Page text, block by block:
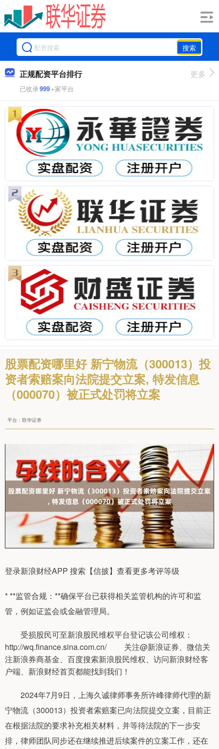
搜索
正规配资平台排行
已收录999+家平台
更多
股票配资哪里好 新宁物流（300013）投
资者索赔案向法院提交立案, 特发信息
（000070）被正式处罚将立案
平台：联华证券
登录新浪财经APP 搜索【信披】查看更多考评等级
* **监管合规：**确保平台已获得相关监管机构的许可和监
管，例如证监会或金融管理局。
受损股民可至新浪股民维权平台登记该公司维权：
http://wq.finance.sina.com.cn/ 关注@新浪证券、微信关
注新浪券商基金、百度搜索新浪股民维权、访问新浪财经客
户端、新浪财经首页都能找到我们！
2024年7月9日，上海久诚律师事务所许峰律师代理的新
宁物流（300013）投资者索赔案已向法院提交立案，目前正
在根据法院的要求补充相关材料，并等待法院的下一步安
排，律师团队同步还在继续推进后续案件的立案工作，还在